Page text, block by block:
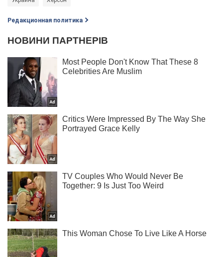
Редакционная политика